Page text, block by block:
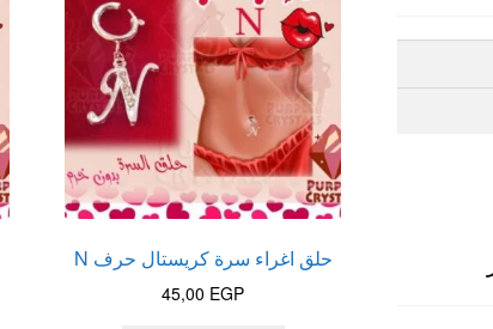
حلق اغراء سرة كريستال حرف N
45,00 EGP